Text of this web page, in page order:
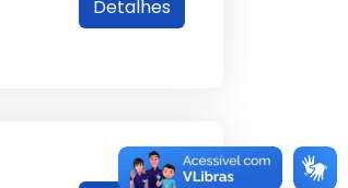
Detalhes